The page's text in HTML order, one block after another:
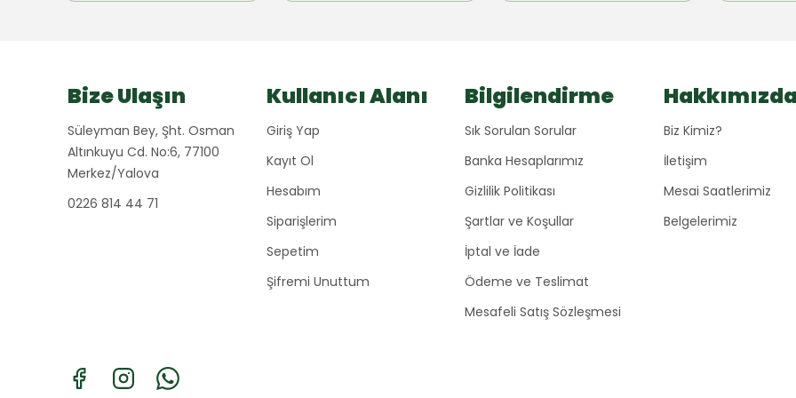
Bize Ulaşın
Süleyman Bey, Şht. Osman
Altınkuyu Cd. No:6, 77100
Merkez/Yalova
0226 814 44 71
Kullanıcı Alanı
Giriş Yap
Kayıt Ol
Hesabım
Siparişlerim
Sepetim
Şifremi Unuttum
Bilgilendirme
Sık Sorulan Sorular
Banka Hesaplarımız
Gizlilik Politikası
Şartlar ve Koşullar
İptal ve İade
Ödeme ve Teslimat
Mesafeli Satış Sözleşmesi
Biz Kimiz?
İletişim
Mesai Saatlerimiz
Belgelerimiz